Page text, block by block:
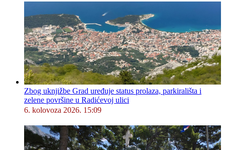
Zbog uknjižbe Grad uređuje status prolaza, parkirališta i
zelene površine u Radićevoj ulici
6. kolovoza 2026. 15:09